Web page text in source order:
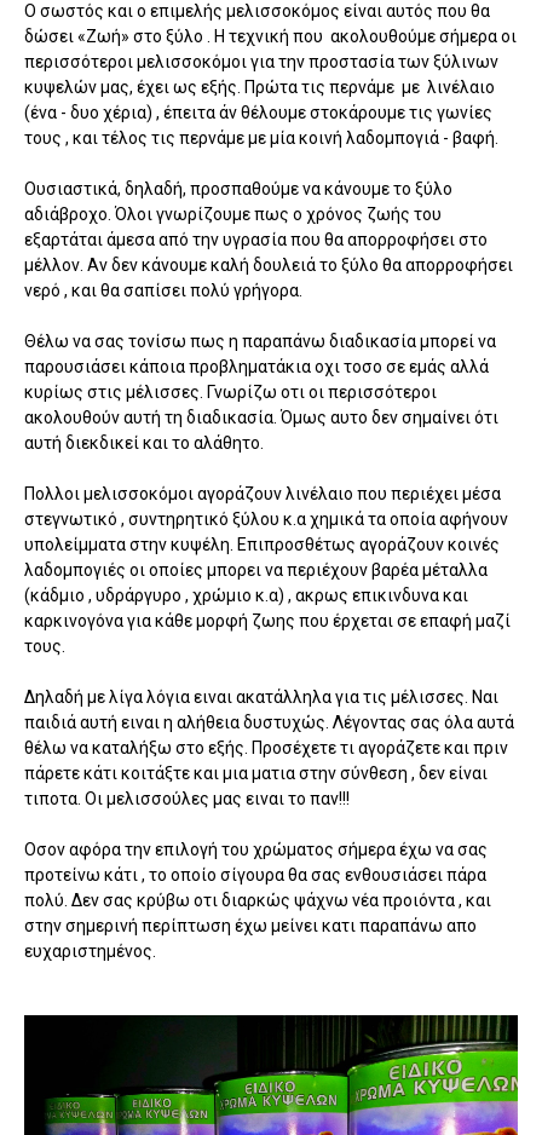
Ο σωστός και ο επιμελής μελισσοκόμος είναι αυτός που θα
δώσει «Ζωή» στο ξύλο . Η τεχνική που ακολουθούμε σήμερα οι
περισσότεροι μελισσοκόμοι για την προστασία των ξύλινων
κυψελών μας, έχει ως εξής. Πρώτα τις περνάμε με λινέλαιο
(ένα - δυο χέρια) , έπειτα άν θέλουμε στοκάρουμε τις γωνίες
τους , και τέλος τις περνάμε με μία κοινή λαδομπογιά - βαφή.
Ουσιαστικά, δηλαδή, προσπαθούμε να κάνουμε το ξύλο
αδιάβροχο. Όλοι γνωρίζουμε πως ο χρόνος ζωής του
εξαρτάται άμεσα από την υγρασία που θα απορροφήσει στο
μέλλον. Αν δεν κάνουμε καλή δουλειά το ξύλο θα απορροφήσει
νερό , και θα σαπίσει πολύ γρήγορα.
Θέλω να σας τονίσω πως η παραπάνω διαδικασία μπορεί να
παρουσιάσει κάποια προβληματάκια οχι τοσο σε εμάς αλλά
κυρίως στις μέλισσες. Γνωρίζω οτι οι περισσότεροι
ακολουθούν αυτή τη διαδικασία. Όμως αυτο δεν σημαίνει ότι
αυτή διεκδικεί και το αλάθητο.
Πολλοι μελισσοκόμοι αγοράζουν λινέλαιο που περιέχει μέσα
στεγνωτικό , συντηρητικό ξύλου κ.α χημικά τα οποία αφήνουν
υπολείμματα στην κυψέλη. Επιπροσθέτως αγοράζουν κοινές
λαδομπογιές οι οποίες μπορει να περιέχουν βαρέα μέταλλα
(κάδμιο , υδράργυρο , χρώμιο κ.α) , ακρως επικινδυνα και
καρκινογόνα για κάθε μορφή ζωης που έρχεται σε επαφή μαζί
τους.
Δηλαδή με λίγα λόγια ειναι ακατάλληλα για τις μέλισσες. Ναι
παιδιά αυτή ειναι η αλήθεια δυστυχώς. Λέγοντας σας όλα αυτά
θέλω να καταλήξω στο εξής. Προσέχετε τι αγοράζετε και πριν
πάρετε κάτι κοιτάξτε και μια ματια στην σύνθεση , δεν είναι
τιποτα. Οι μελισσούλες μας ειναι το παν!!!
Οσον αφόρα την επιλογή του χρώματος σήμερα έχω να σας
προτείνω κάτι , το οποίο σίγουρα θα σας ενθουσιάσει πάρα
πολύ. Δεν σας κρύβω οτι διαρκώς ψάχνω νέα προιόντα , και
στην σημερινή περίπτωση έχω μείνει κατι παραπάνω απο
ευχαριστημένος.